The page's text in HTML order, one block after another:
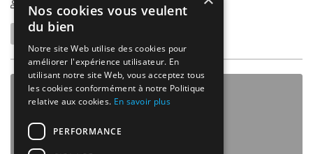
1-35
Nos cookies vous veulent
du bien
Notre site Web utilise des cookies pour
améliorer l'expérience utilisateur. En
utilisant notre site Web, vous acceptez tous
les cookies conformément à notre Politique
relative aux cookies. En savoir plus
PERFORMANCE